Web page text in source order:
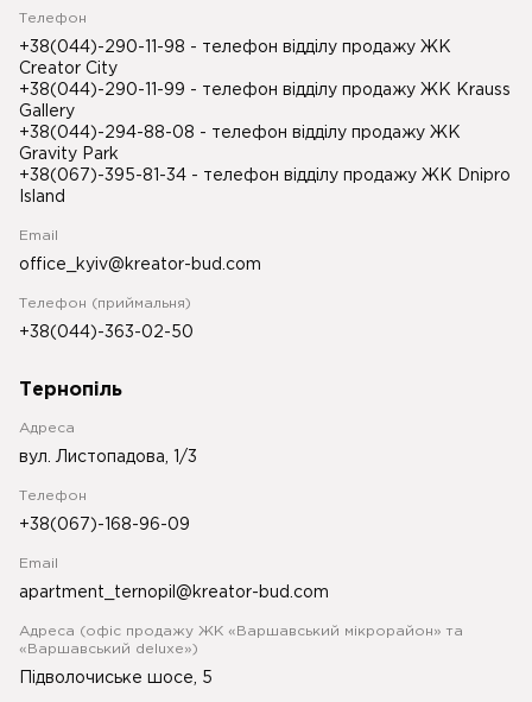
Телефон
+38(044)-290-11-98 - телефон відділу продажу ЖК
Creator City
+38(044)-290-11-99 - телефон відділу продажу ЖК Krauss
Gallery
+38(044)-294-88-08 - телефон відділу продажу ЖК
Gravity Park
+38(067)-395-81-34 - телефон відділу продажу ЖК Dnipro
Island
Email
office_kyiv@kreator-bud.com
Телефон (приймальня)
+38(044)-363-02-50
Тернопіль
Адреса
вул. Листопадова, 1/3
Телефон
+38(067)-168-96-09
Email
apartment_ternopil@kreator-bud.com
Адреса (офіс продажу ЖК «Варшавський мікрорайон» та
«Варшавський deluxe»)
Підволочиське шосе, 5